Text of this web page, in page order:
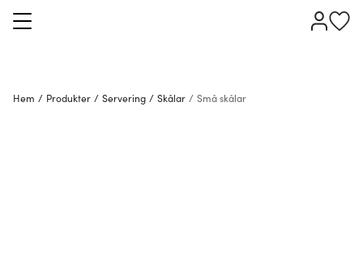
Hem / Produkter / Servering / Skålar / Små skålar